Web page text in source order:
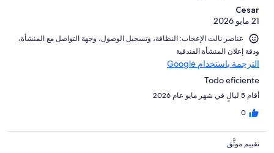
Cesar
21 مايو 2026
عناصر نالت الإعجاب: ⁦النظافة⁩، و⁦تسجيل الوصول⁩، و⁦جهة التواصل مع المنشأة⁩،
و⁦دقة إعلان المنشأة الفندقية⁩
الترجمة باستخدام Google
Todo eficiente
أقام 5 ليالٍ في شهر مايو عام 2026
0
تقييم موثَّق